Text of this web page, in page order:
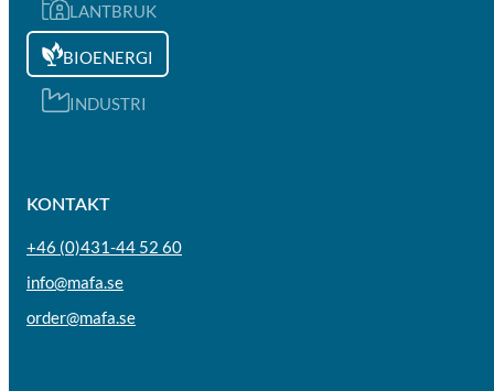
LANTBRUK
BIOENERGI
INDUSTRI
KONTAKT
+46 (0)431-44 52 60
info@mafa.se
order@mafa.se